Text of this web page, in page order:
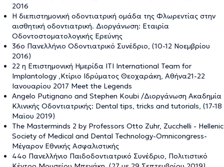
2016
Η διεπιστημονική οδοντιατρική ομάδα της Φλωρεντίας στην
αισθητική οδοντιατρική. Διοργάνωση: Εταιρία
Οδοντοστοματολογικής Ερεύνης
36ο Πανελλήνιο Οδοντιατρικό Συνέδριο, (10-12 Νοεμβρίου
2016)
22 η Επιστημονική Ημερίδα ITI International Team for
Implantology ,Κτίριο Ιδρύματος Θεοχαράκη, Αθήνα21-22
Ιανουαρίου 2017 Meet the Legends
Angelo Putignano and Stephen Koubi /Διοργάνωση Ακαδημία
Κλινικής Οδοντιατρικής: Dental tips, tricks and tutorials, (17-18
Μαϊου 2019)
Τhe Masterminds 2 by Professors Otto Zuhr, Zucchelli - Hellenic
Society of Medical and Dental Technology-Omnicongress-
Μέγαρον Εθνικής Ασφαλιστικής
44ο Πανελλήνιο Παιδοδοντιατρικό Συνέδριο, Πολιτιστικό